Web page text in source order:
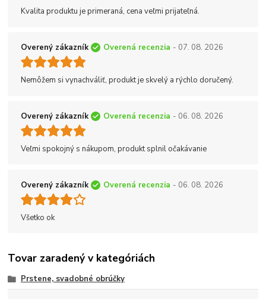
Kvalita produktu je primeraná, cena veľmi prijateľná.
Overený zákazník Overená recenzia - 07. 08. 2026
Nemôžem si vynachváliť, produkt je skvelý a rýchlo doručený.
Overený zákazník Overená recenzia - 06. 08. 2026
Veľmi spokojný s nákupom, produkt splnil očakávanie
Overený zákazník Overená recenzia - 06. 08. 2026
Všetko ok
Tovar zaradený v kategóriách
Prstene, svadobné obrúčky